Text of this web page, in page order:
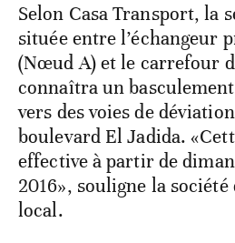
Selon Casa Transport, la
située entre l’échangeur
(Nœud A) et le carrefour
connaîtra un
vers des voies de
boulevard El Jadida.
effective à partir de
2016», souligne la
local.